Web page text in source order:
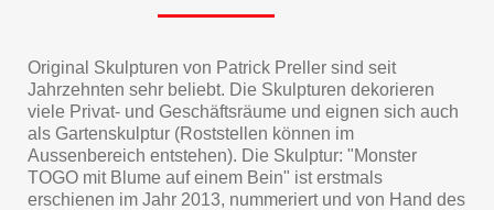
Original Skulpturen von Patrick Preller sind seit
Jahrzehnten sehr beliebt. Die Skulpturen dekorieren
viele Privat- und Geschäftsräume und eignen sich auch
als Gartenskulptur (Roststellen können im
Aussenbereich entstehen). Die Skulptur: "Monster
TOGO mit Blume auf einem Bein" ist erstmals
erschienen im Jahr 2013, nummeriert und von Hand des